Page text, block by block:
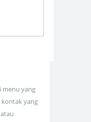
menu yang
yang